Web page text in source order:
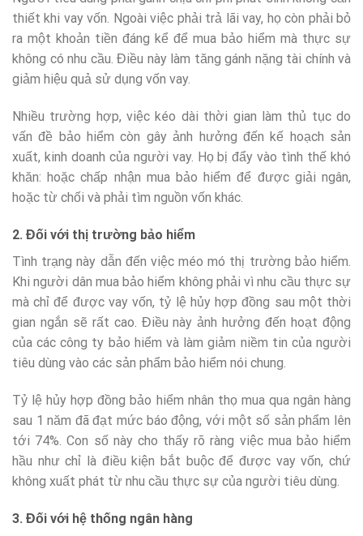
thiết khi vay vốn. Ngoài việc phải trả lãi vay, họ còn phải bỏ
ra một khoản tiền đáng kể để mua bảo hiểm mà thực sự
không có nhu cầu. Điều này làm tăng gánh nặng tài chính và
giảm hiệu quả sử dụng vốn vay.
Nhiều trường hợp, việc kéo dài thời gian làm thủ tục do
vấn đề bảo hiểm còn gây ảnh hưởng đến kế hoạch sản
xuất, kinh doanh của người vay. Họ bị đẩy vào tình thế khó
khăn: hoặc chấp nhận mua bảo hiểm để được giải ngân,
hoặc từ chối và phải tìm nguồn vốn khác.
2. Đối với thị trường bảo hiểm
Tình trạng này dẫn đến việc méo mó thị trường bảo hiểm.
Khi người dân mua bảo hiểm không phải vì nhu cầu thực sự
mà chỉ để được vay vốn, tỷ lệ hủy hợp đồng sau một thời
gian ngắn sẽ rất cao. Điều này ảnh hưởng đến hoạt động
của các công ty bảo hiểm và làm giảm niềm tin của người
tiêu dùng vào các sản phẩm bảo hiểm nói chung.
Tỷ lệ hủy hợp đồng bảo hiểm nhân thọ mua qua ngân hàng
sau 1 năm đã đạt mức báo động, với một số sản phẩm lên
tới 74%. Con số này cho thấy rõ ràng việc mua bảo hiểm
hầu như chỉ là điều kiện bắt buộc để được vay vốn, chứ
không xuất phát từ nhu cầu thực sự của người tiêu dùng.
3. Đối với hệ thống ngân hàng